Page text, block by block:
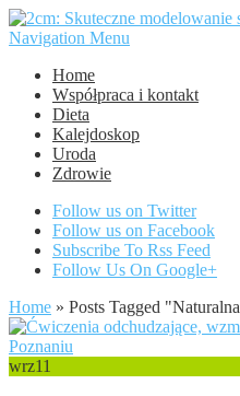
Navigation Menu
Home
Współpraca i kontakt
Dieta
Kalejdoskop
Uroda
Zdrowie
Follow us on Twitter
Follow us on Facebook
Subscribe To Rss Feed
Follow Us On Google+
Home » Posts Tagged "
wrz11